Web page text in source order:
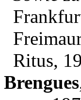
Ritus,
Brengues